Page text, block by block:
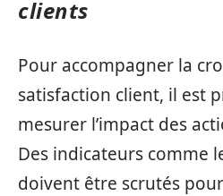
clients
Pour accompagner la
satisfaction client, il est
mesurer l’impact des
Des indicateurs comme
doivent être scrutés